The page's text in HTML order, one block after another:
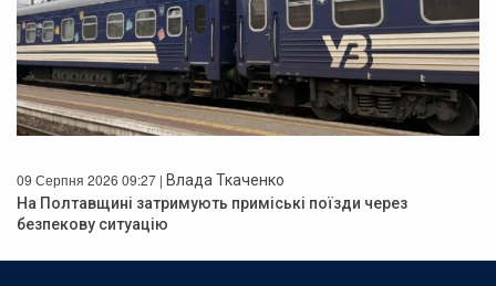
09 Серпня 2026 09:27 | Влада Ткаченко
На Полтавщині затримують приміські поїзди через
безпекову ситуацію